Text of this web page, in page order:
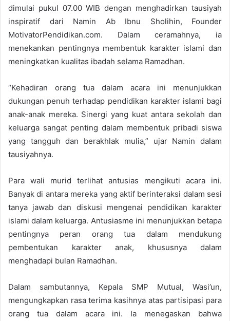
dimulai pukul 07.00 WIB dengan menghadirkan tausiyah
inspiratif dari Namin Ab Ibnu Sholihin, Founder
MotivatorPendidikan.com. Dalam ceramahnya, ia
menekankan pentingnya membentuk karakter islami dan
meningkatkan kualitas ibadah selama Ramadhan.
“Kehadiran orang tua dalam acara ini menunjukkan
dukungan penuh terhadap pendidikan karakter islami bagi
anak-anak mereka. Sinergi yang kuat antara sekolah dan
keluarga sangat penting dalam membentuk pribadi siswa
yang tangguh dan berakhlak mulia,” ujar Namin dalam
tausiyahnya.
Para wali murid terlihat antusias mengikuti acara ini.
Banyak di antara mereka yang aktif berinteraksi dalam sesi
tanya jawab dan diskusi mengenai pendidikan karakter
islami dalam keluarga. Antusiasme ini menunjukkan betapa
pentingnya peran orang tua dalam mendukung
pembentukan karakter anak, khususnya dalam
menghadapi bulan Ramadhan.
Dalam sambutannya, Kepala SMP Mutual, Wasi’un,
mengungkapkan rasa terima kasihnya atas partisipasi para
orang tua dalam acara ini. Ia menegaskan bahwa